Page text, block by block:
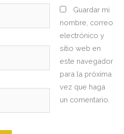
Guardar mi
nombre, correo
electrónico y
sitio web en
este navegador
para la próxima
vez que haga
un comentario.